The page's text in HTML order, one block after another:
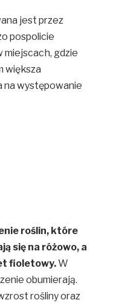
jest przez
pospolicie
miejscach, gdzie
większa
na występowanie
roślin, które
się na różowo, a
fioletowy.W
obumierają.
rośliny oraz